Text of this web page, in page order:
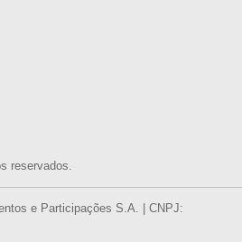
reservados.
e Participações S.A. | CNPJ: